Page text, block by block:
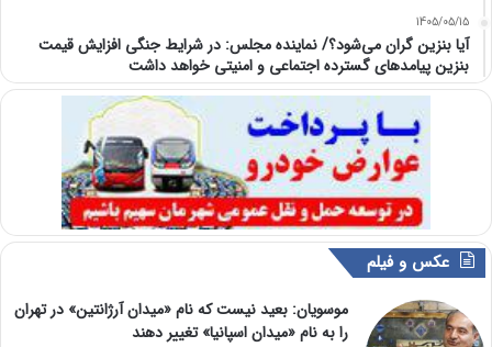
1405/05/15
آیا بنزین گران می‌شود؟/ نماینده مجلس: در شرایط جنگی افزایش قیمت
بنزین پیامدهای گسترده اجتماعی و امنیتی خواهد داشت
عکس و فیلم
موسویان: بعید نیست که نام «میدان آرژانتین» در تهران
را به نام «میدان اسپانیا» تغییر دهند